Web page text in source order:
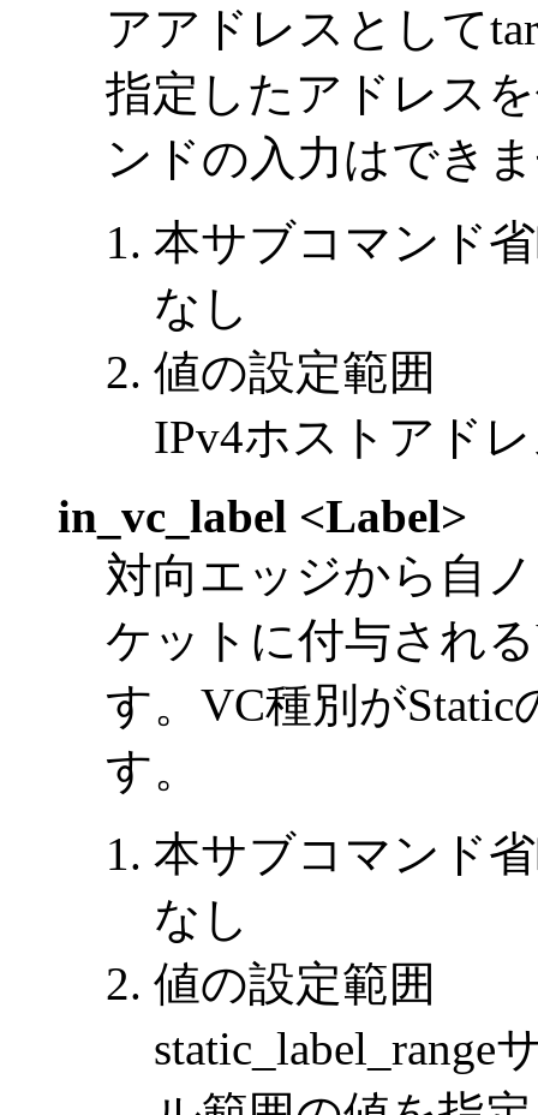
アアドレスとして
指定したアドレス
ンドの入力はでき
本サブコマンド
なし
値の設定範囲
IPv4ホストアド
in_vc_label <Label>
対向エッジから自
ケットに付与され
す。VC種別が
す。
本サブコマンド
なし
値の設定範囲